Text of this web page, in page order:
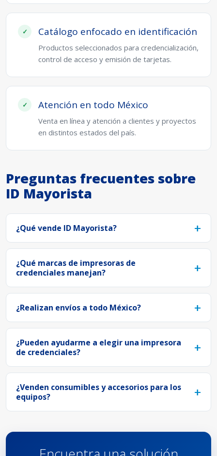
Catálogo enfocado en identificación
Productos seleccionados para credencialización,
control de acceso y emisión de tarjetas.
Atención en todo México
Venta en línea y atención a clientes y proyectos
en distintos estados del país.
Preguntas frecuentes sobre
ID Mayorista
¿Qué vende ID Mayorista?
¿Qué marcas de impresoras de
credenciales manejan?
¿Realizan envíos a todo México?
¿Pueden ayudarme a elegir una impresora
de credenciales?
¿Venden consumibles y accesorios para los
equipos?